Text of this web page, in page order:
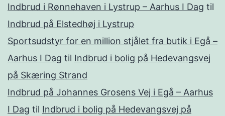
Indbrud i Rønnehaven i Lystrup – Aarhus I Dag til
Indbrud på Elstedhøj i Lystrup
Sportsudstyr for en million stjålet fra butik i Egå –
Aarhus I Dag til Indbrud i bolig på Hedevangsvej
på Skæring Strand
Indbrud på Johannes Grosens Vej i Egå – Aarhus
I Dag til Indbrud i bolig på Hedevangsvej på